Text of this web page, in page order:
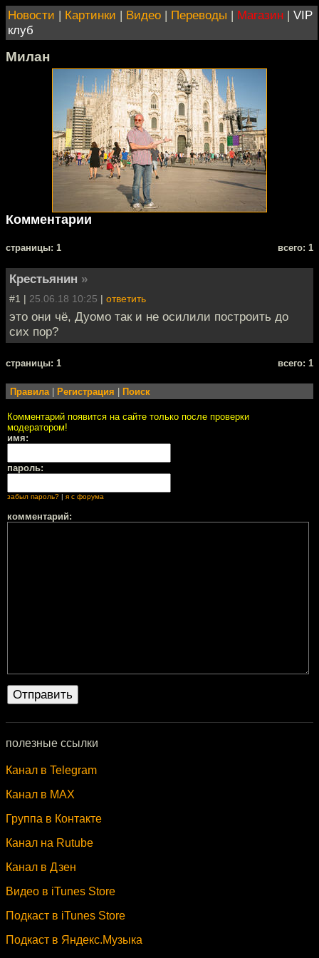
Новости | Картинки | Видео | Переводы | Магазин | VIP
клуб
Милан
Комментарии
cтраницы: 1 всего: 1
Крестьянин »
#1 | 25.06.18 10:25 | ответить
это они чё, Дуомо так и не осилили построить до
сих пор?
cтраницы: 1 всего: 1
Правила Регистрация Поиск
Комментарий появится на сайте только после проверки
модератором!
имя:
пароль:
забыл пароль? | я с форума
комментарий:
полезные ссылки
Канал в Telegram
Канал в MAX
Группа в Контакте
Канал на Rutube
Канал в Дзен
Видео в iTunes Store
Подкаст в iTunes Store
Подкаст в Яндекс.Музыка